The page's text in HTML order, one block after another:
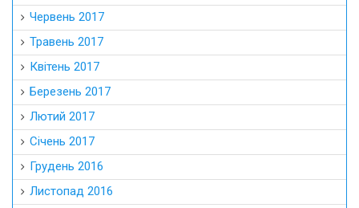
Червень 2017
Травень 2017
Квітень 2017
Березень 2017
Лютий 2017
Січень 2017
Грудень 2016
Листопад 2016